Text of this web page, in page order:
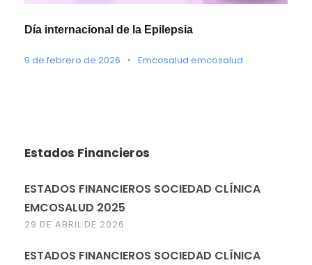
Día internacional de la Epilepsia
9 de febrero de 2026 • Emcosalud emcosalud
Estados Financieros
ESTADOS FINANCIEROS SOCIEDAD CLÍNICA
EMCOSALUD 2025
29 DE ABRIL DE 2026
ESTADOS FINANCIEROS SOCIEDAD CLÍNICA